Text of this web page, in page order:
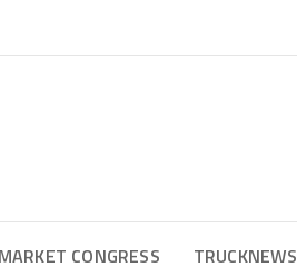
CONGRESS TRUCKNEWS